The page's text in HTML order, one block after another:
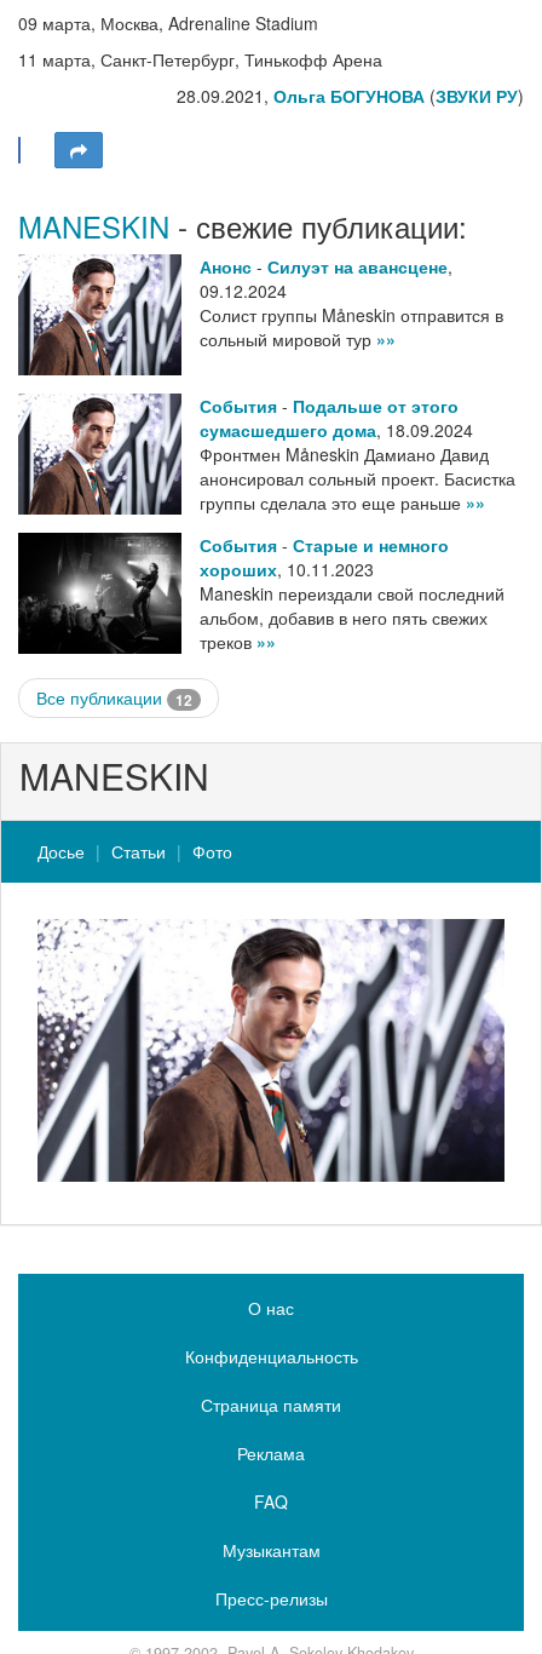
09 марта, Москва, Adrenaline Stadium
11 марта, Санкт-Петербург, Тинькофф Арена
28.09.2021, Ольга БОГУНОВА (ЗВУКИ РУ)
MANESKIN - свежие публикации:
Анонс - Силуэт на авансцене,
09.12.2024
Солист группы Måneskin отправится в
сольный мировой тур »»
События - Подальше от этого
сумасшедшего дома, 18.09.2024
Фронтмен Måneskin Дамиано Давид
анонсировал сольный проект. Басистка
группы сделала это еще раньше »»
События - Старые и немного
хороших, 10.11.2023
Maneskin переиздали свой последний
альбом, добавив в него пять свежих
треков »»
Все публикации 12
MANESKIN
Досье Статьи Фото
О нас
Конфиденциальность
Страница памяти
Реклама
FAQ
Музыкантам
Пресс-релизы